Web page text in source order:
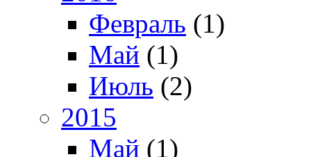
Февраль (1)
Май (1)
Июль (2)
2015
Май (1)